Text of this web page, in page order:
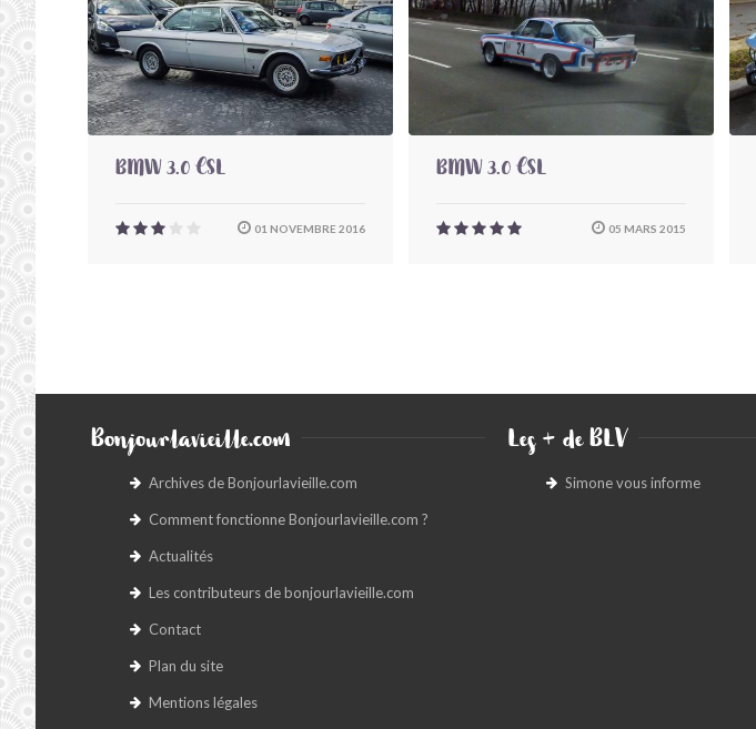
BMW 3.0 CSL
01 NOVEMBRE 2016
BMW 3.0 CSL
05 MARS 2015
Bonjourlavieille.com
Archives de Bonjourlavieille.com
Comment fonctionne Bonjourlavieille.com ?
Actualités
Les contributeurs de bonjourlavieille.com
Contact
Plan du site
Mentions légales
Les + de BLV
Simone vous informe